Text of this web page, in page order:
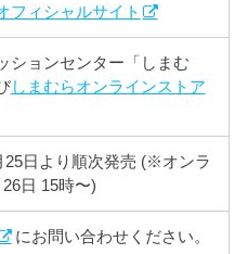
フィシャルサイト
ションセンター「しまむ
しまむらオンラインストア
25日より順次発売 (※オンラ
日 15時〜)
にお問い合わせください。